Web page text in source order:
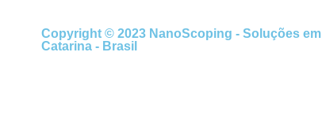
Copyright © 2023 NanoScoping - Soluções
Catarina - Brasil